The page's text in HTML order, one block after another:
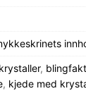
,
, kjede med